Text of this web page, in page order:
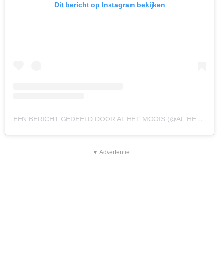
Dit bericht op Instagram bekijken
EEN BERICHT GEDEELD DOOR AL HET MOOIS (@AL.HET.MOOIS)
▼ Advertentie